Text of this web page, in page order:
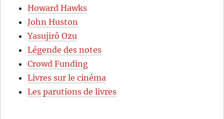
Howard Hawks
John Huston
Yasujirô Ozu
Légende des notes
Crowd Funding
Livres sur le cinéma
Les parutions de livres